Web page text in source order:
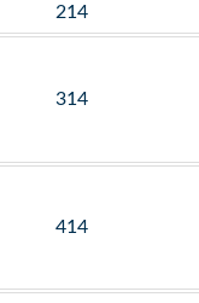
214
314
414